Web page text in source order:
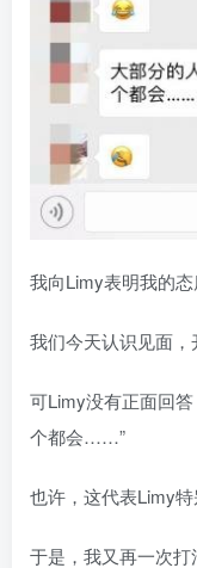
我向Limy表明我的态
我们今天认识见面，
可Limy没有正面回
个都会……”
也许，这代表Limy特
于是，我又再一次